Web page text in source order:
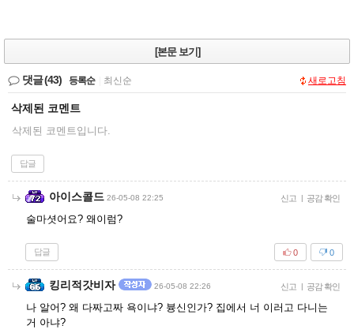
[본문 보기]
댓글(43) 등록순 최신순 새로고침
삭제된 코멘트
삭제된 코멘트입니다.
답글
아이스콜드 26-05-08 22:25 신고 | 공감 확인
술마셧어요? 왜이럼?
답글 0
0
킹리적갓비자 26-05-08 22:26 신고 | 공감 확인
나 알어? 왜 다짜고짜 욕이냐? 븅신인가? 집에서 너 이러고 다니는
거 아냐?